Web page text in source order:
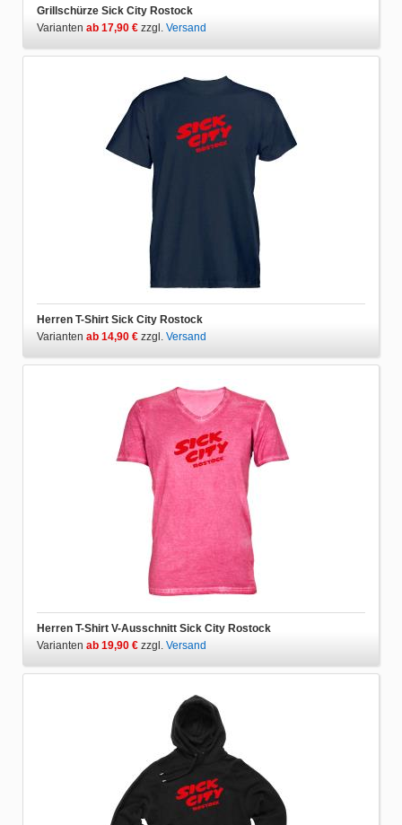
Grillschürze Sick City Rostock
Varianten ab 17,90 € zzgl. Versand
Herren T-Shirt Sick City Rostock
Varianten ab 14,90 € zzgl. Versand
Herren T-Shirt V-Ausschnitt Sick City Rostock
Varianten ab 19,90 € zzgl. Versand